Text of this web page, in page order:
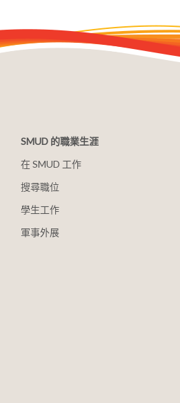
SMUD 的職業生涯
在 SMUD 工作
搜尋職位
學生工作
軍事外展